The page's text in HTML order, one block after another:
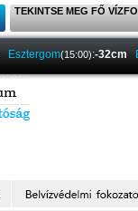
TEKINTSE MEG FŐ
Esztergom(15:00):-32cm